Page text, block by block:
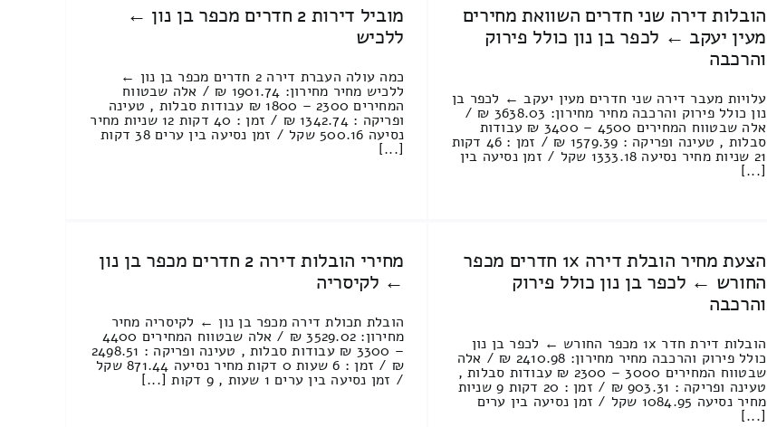
הובלות דירה שני חדרים השוואת מחירים
מעין יעקב ← לכפר בן נון כולל פירוק
והרכבה
עלויות מעבר דירה שני חדרים מעין יעקב ← לכפר בן
נון כולל פירוק והרכבה מחיר מחירון: 3638.03 ₪ /
אלה שבטווח המחירים 4500 – 3400 ₪ עבודות
סבלות , טעינה ופריקה : 1579.39 ₪ / זמן : 46 דקות
21 שניות מחיר נסיעה 1333.18 שקל / זמן נסיעה בין
[...]
מוביל דירות 2 חדרים מכפר בן נון ←
ללכיש
כמה עולה העברת דירה 2 חדרים מכפר בן נון ←
ללכיש מחיר מחירון: 1901.74 ₪ / אלה שבטווח
המחירים 2300 – 1800 ₪ עבודות סבלות , טעינה
ופריקה : 1342.74 ₪ / זמן : 40 דקות 12 שניות מחיר
נסיעה 500.16 שקל / זמן נסיעה בין ערים 38 דקות
[...]
הצעת מחיר הובלת דירה 1x חדרים מכפר
החורש ← לכפר בן נון כולל פירוק
והרכבה
הובלות דירת חדר 1x מכפר החורש ← לכפר בן נון
כולל פירוק והרכבה מחיר מחירון: 2410.98 ₪ / אלה
שבטווח המחירים 3000 – 2300 ₪ עבודות סבלות ,
טעינה ופריקה : 903.31 ₪ / זמן : 20 דקות 9 שניות
מחיר נסיעה 1084.95 שקל / זמן נסיעה בין ערים
[...]
מחירי הובלות דירה 2 חדרים מכפר בן נון
← לקיסריה
הובלת תכולת דירה מכפר בן נון ← לקיסריה מחיר
מחירון: 3529.02 ₪ / אלה שבטווח המחירים 4400
– 3300 ₪ עבודות סבלות , טעינה ופריקה : 2498.51
₪ / זמן : 6 שעות 0 דקות מחיר נסיעה 871.44 שקל
/ זמן נסיעה בין ערים 1 שעות , 9 דקות [...]